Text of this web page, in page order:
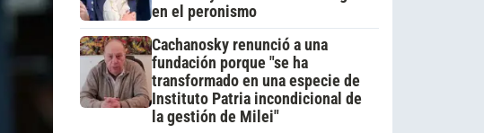
en el peronismo
Cachanosky renunció a una
fundación porque "se ha
transformado en una especie de
Instituto Patria incondicional de
la gestión de Milei"